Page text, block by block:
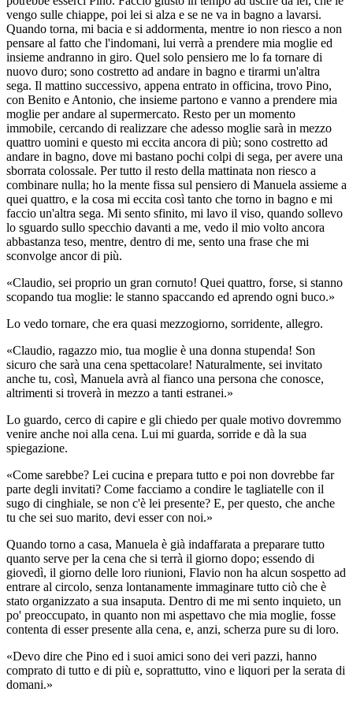
vengo sulle chiappe, poi lei si alza e se ne va in bagno a lavarsi.
Quando torna, mi bacia e si addormenta, mentre io non riesco a non
pensare al fatto che l'indomani, lui verrà a prendere mia moglie ed
insieme andranno in giro. Quel solo pensiero me lo fa tornare di
nuovo duro; sono costretto ad andare in bagno e tirarmi un'altra
sega. Il mattino successivo, appena entrato in officina, trovo Pino,
con Benito e Antonio, che insieme partono e vanno a prendere mia
moglie per andare al supermercato. Resto per un momento
immobile, cercando di realizzare che adesso moglie sarà in mezzo
quattro uomini e questo mi eccita ancora di più; sono costretto ad
andare in bagno, dove mi bastano pochi colpi di sega, per avere una
sborrata colossale. Per tutto il resto della mattinata non riesco a
combinare nulla; ho la mente fissa sul pensiero di Manuela assieme a
quei quattro, e la cosa mi eccita così tanto che torno in bagno e mi
faccio un'altra sega. Mi sento sfinito, mi lavo il viso, quando sollevo
lo sguardo sullo specchio davanti a me, vedo il mio volto ancora
abbastanza teso, mentre, dentro di me, sento una frase che mi
sconvolge ancor di più.
«Claudio, sei proprio un gran cornuto! Quei quattro, forse, si stanno
scopando tua moglie: le stanno spaccando ed aprendo ogni buco.»
Lo vedo tornare, che era quasi mezzogiorno, sorridente, allegro.
«Claudio, ragazzo mio, tua moglie è una donna stupenda! Son
sicuro che sarà una cena spettacolare! Naturalmente, sei invitato
anche tu, così, Manuela avrà al fianco una persona che conosce,
altrimenti si troverà in mezzo a tanti estranei.»
Lo guardo, cerco di capire e gli chiedo per quale motivo dovremmo
venire anche noi alla cena. Lui mi guarda, sorride e dà la sua
spiegazione.
«Come sarebbe? Lei cucina e prepara tutto e poi non dovrebbe far
parte degli invitati? Come facciamo a condire le tagliatelle con il
sugo di cinghiale, se non c'è lei presente? E, per questo, che anche
tu che sei suo marito, devi esser con noi.»
Quando torno a casa, Manuela è già indaffarata a preparare tutto
quanto serve per la cena che si terrà il giorno dopo; essendo di
giovedì, il giorno delle loro riunioni, Flavio non ha alcun sospetto ad
entrare al circolo, senza lontanamente immaginare tutto ciò che è
stato organizzato a sua insaputa. Dentro di me mi sento inquieto, un
po' preoccupato, in quanto non mi aspettavo che mia moglie, fosse
contenta di esser presente alla cena, e, anzi, scherza pure su di loro.
«Devo dire che Pino ed i suoi amici sono dei veri pazzi, hanno
comprato di tutto e di più e, soprattutto, vino e liquori per la serata di
domani.»